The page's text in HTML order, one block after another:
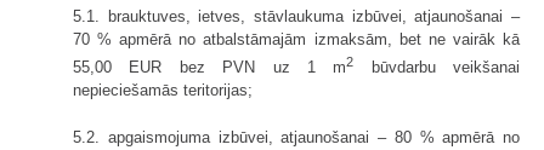
5.1. brauktuves, ietves, stāvlaukuma izbūvei, atjaunošanai –
70 % apmērā no atbalstāmajām izmaksām, bet ne vairāk kā
55,00 EUR bez PVN uz 1 m2
būvdarbu veikšanai
nepieciešamās teritorijas;
5.2. apgaismojuma izbūvei, atjaunošanai – 80 % apmērā no